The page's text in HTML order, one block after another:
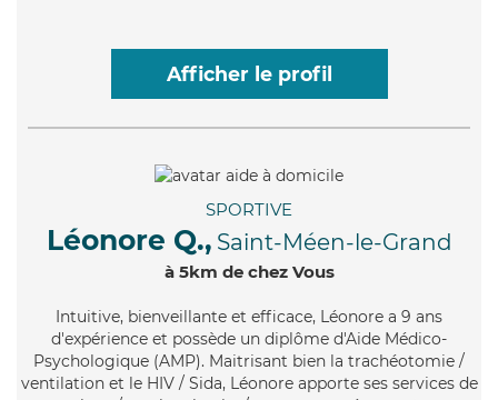
Afficher le profil
SPORTIVE
Léonore Q., Saint-Méen-le-Grand
à 5km de chez Vous
Intuitive, bienveillante et efficace, Léonore a 9 ans
d'expérience et possède un diplôme d'Aide Médico-
Psychologique (AMP). Maitrisant bien la trachéotomie /
ventilation et le HIV / Sida, Léonore apporte ses services de